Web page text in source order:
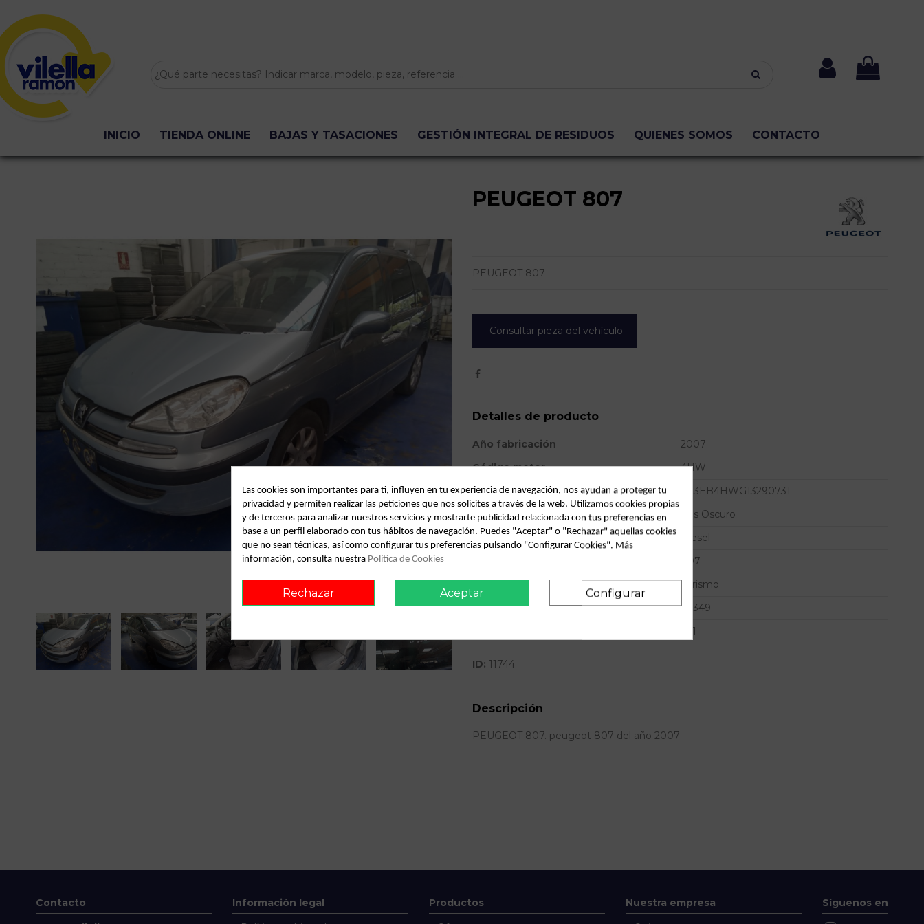
INICIO TIENDA ONLINE BAJAS Y TASACIONES GESTIÓN INTEGRAL DE RESIDUOS QUIENES SOMOS CONTACTO
PEUGEOT 807
PEUGEOT 807
Consultar pieza del vehículo
Detalles de producto
Año fabricación
2007
Código motor
4HW
Bastidor
VF3EB4HWG13290731
Color
Gris Oscuro
Combustible
Diesel
807
Turismo
Almacén
49349
391
ID: 11744
Descripción
PEUGEOT 807. peugeot 807 del año 2007
Contacto Información legal Productos Nuestra empresa Síguenos en
Las cookies son importantes para ti, influyen en tu experiencia de navegación, nos ayudan a proteger tu
privacidad y permiten realizar las peticiones que nos solicites a través de la web. Utilizamos cookies propias
y de terceros para analizar nuestros servicios y mostrarte publicidad relacionada con tus preferencias en
base a un perfil elaborado con tus hábitos de navegación. Puedes "Aceptar" o "Rechazar" aquellas cookies
que no sean técnicas, así como configurar tus preferencias pulsando "Configurar Cookies". Más
información, consulta nuestra Política de Cookies
Rechazar Aceptar Configurar